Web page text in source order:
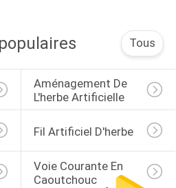
Tous
Aménagement De
L'herbe Artificielle
Fil Artificiel D'herbe
Voie Courante En
Caoutchouc